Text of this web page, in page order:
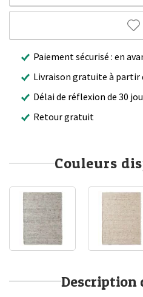
Paiement sécurisé : en
Livraison gratuite à partir
Délai de réflexion de 30
Retour gratuit
Couleurs
Description